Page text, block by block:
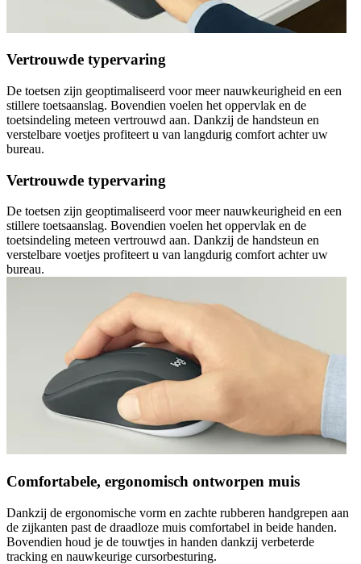
Vertrouwde typervaring
De toetsen zijn geoptimaliseerd voor meer nauwkeurigheid en een
stillere toetsaanslag. Bovendien voelen het oppervlak en de
toetsindeling meteen vertrouwd aan. Dankzij de handsteun en
verstelbare voetjes profiteert u van langdurig comfort achter uw
bureau.
Vertrouwde typervaring
De toetsen zijn geoptimaliseerd voor meer nauwkeurigheid en een
stillere toetsaanslag. Bovendien voelen het oppervlak en de
toetsindeling meteen vertrouwd aan. Dankzij de handsteun en
verstelbare voetjes profiteert u van langdurig comfort achter uw
bureau.
Comfortabele, ergonomisch ontworpen muis
Dankzij de ergonomische vorm en zachte rubberen handgrepen aan
de zijkanten past de draadloze muis comfortabel in beide handen.
Bovendien houd je de touwtjes in handen dankzij verbeterde
tracking en nauwkeurige cursorbesturing.